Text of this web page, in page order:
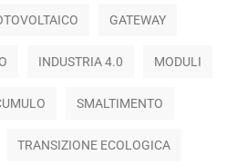
GATEWAY
INDUSTRIA 4.0 MODULI
SMALTIMENTO
TRANSIZIONE ECOLOGICA